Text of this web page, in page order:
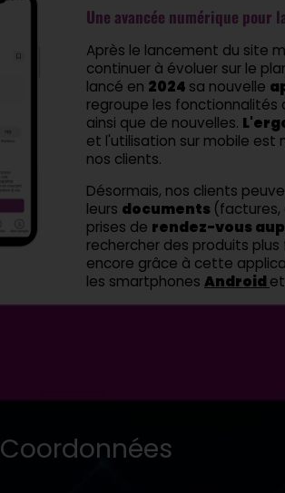
Une avancée numérique pour
Après le lancement du site
continuer à évoluer sur le
lancé en 2024 sa nouvelle
regroupe les fonctionnalités
ainsi que de nouvelles.
et l'utilisation sur mobile
nos clients.
Désormais, nos clients
leurs documents (factures,
prises de rendez-vous
rechercher des produits
encore grâce à cette
les smartphones Android et
Coordonnées